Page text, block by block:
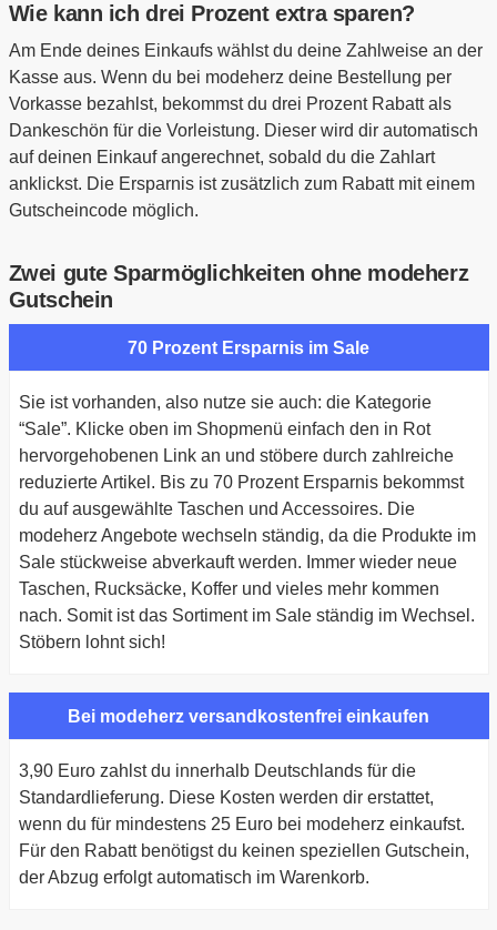
Wie kann ich drei Prozent extra sparen?
Am Ende deines Einkaufs wählst du deine Zahlweise an der
Kasse aus. Wenn du bei modeherz deine Bestellung per
Vorkasse bezahlst, bekommst du drei Prozent Rabatt als
Dankeschön für die Vorleistung. Dieser wird dir automatisch
auf deinen Einkauf angerechnet, sobald du die Zahlart
anklickst. Die Ersparnis ist zusätzlich zum Rabatt mit einem
Gutscheincode möglich.
Zwei gute Sparmöglichkeiten ohne modeherz
Gutschein
70 Prozent Ersparnis im Sale
Sie ist vorhanden, also nutze sie auch: die Kategorie
“Sale”. Klicke oben im Shopmenü einfach den in Rot
hervorgehobenen Link an und stöbere durch zahlreiche
reduzierte Artikel. Bis zu 70 Prozent Ersparnis bekommst
du auf ausgewählte Taschen und Accessoires. Die
modeherz Angebote wechseln ständig, da die Produkte im
Sale stückweise abverkauft werden. Immer wieder neue
Taschen, Rucksäcke, Koffer und vieles mehr kommen
nach. Somit ist das Sortiment im Sale ständig im Wechsel.
Stöbern lohnt sich!
Bei modeherz versandkostenfrei einkaufen
3,90 Euro zahlst du innerhalb Deutschlands für die
Standardlieferung. Diese Kosten werden dir erstattet,
wenn du für mindestens 25 Euro bei modeherz einkaufst.
Für den Rabatt benötigst du keinen speziellen Gutschein,
der Abzug erfolgt automatisch im Warenkorb.